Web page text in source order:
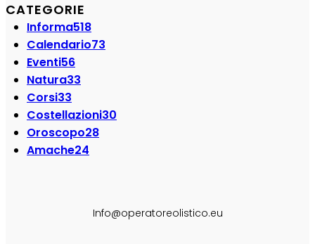
CATEGORIE
Informa518
Calendario73
Eventi56
Natura33
Corsi33
Costellazioni30
Oroscopo28
Amache24
Info@operatoreolistico.eu